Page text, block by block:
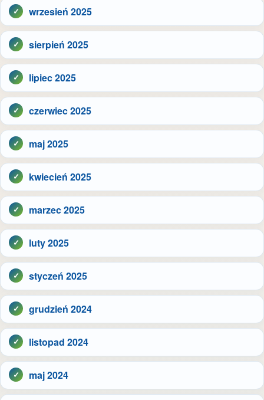
wrzesień 2025
sierpień 2025
lipiec 2025
czerwiec 2025
maj 2025
kwiecień 2025
marzec 2025
luty 2025
styczeń 2025
grudzień 2024
listopad 2024
maj 2024